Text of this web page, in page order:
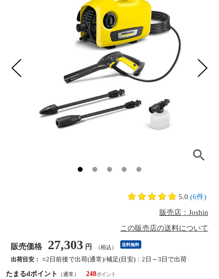
5.0 (6件)
販売店：Joshin
この販売店の送料について
販売価格 27,303 円 （税込） 送料無料
出荷目安：
○2日前後で出荷(通常)/補足(目安)：2日～3日で出荷
たまるdポイント
（通常）
248